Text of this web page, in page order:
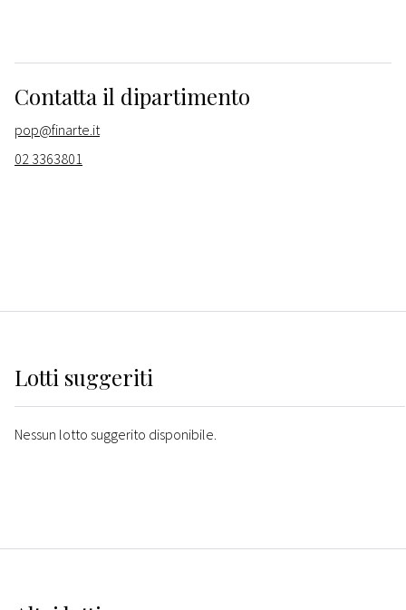
Contatta il dipartimento
pop@finarte.it
02 3363801
Lotti suggeriti
Nessun lotto suggerito disponibile.